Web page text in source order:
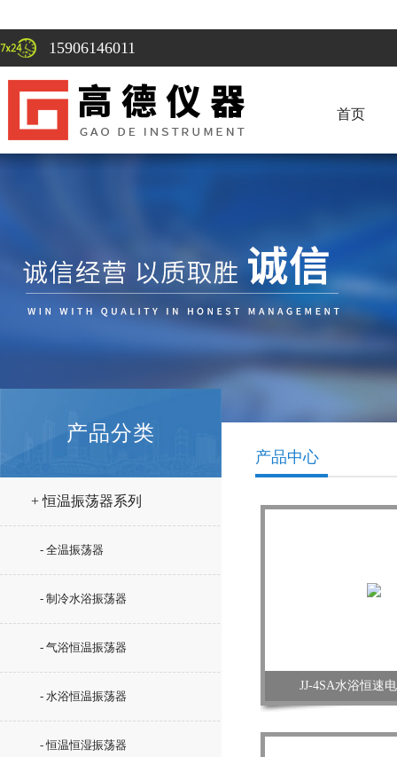
15906146011
首页
产品分类
+ 恒温振荡器系列
- 全温振荡器
- 制冷水浴振荡器
- 气浴恒温振荡器
- 水浴恒温振荡器
- 恒温恒湿振荡器
产品中心
JJ-4SA水浴恒速